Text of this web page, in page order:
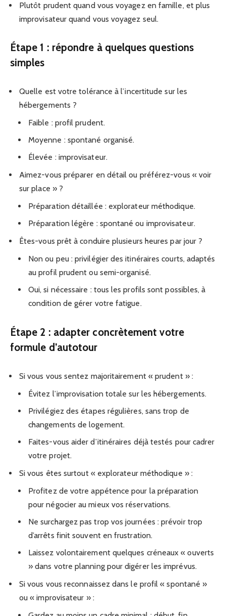
Plutôt prudent quand vous voyagez en famille, et plus
improvisateur quand vous voyagez seul.
Étape 1 : répondre à quelques questions
simples
Quelle est votre tolérance à l’incertitude sur les
hébergements ?
Faible : profil prudent.
Moyenne : spontané organisé.
Élevée : improvisateur.
Aimez-vous préparer en détail ou préférez-vous « voir
sur place » ?
Préparation détaillée : explorateur méthodique.
Préparation légère : spontané ou improvisateur.
Êtes-vous prêt à conduire plusieurs heures par jour ?
Non ou peu : privilégier des itinéraires courts, adaptés
au profil prudent ou semi-organisé.
Oui, si nécessaire : tous les profils sont possibles, à
condition de gérer votre fatigue.
Étape 2 : adapter concrètement votre
formule d’autotour
Si vous vous sentez majoritairement « prudent » :
Évitez l’improvisation totale sur les hébergements.
Privilégiez des étapes régulières, sans trop de
changements de logement.
Faites-vous aider d’itinéraires déjà testés pour cadrer
votre projet.
Si vous êtes surtout « explorateur méthodique » :
Profitez de votre appétence pour la préparation
pour négocier au mieux vos réservations.
Ne surchargez pas trop vos journées : prévoir trop
d’arrêts finit souvent en frustration.
Laissez volontairement quelques créneaux « ouverts
» dans votre planning pour digérer les imprévus.
Si vous vous reconnaissez dans le profil « spontané »
ou « improvisateur » :